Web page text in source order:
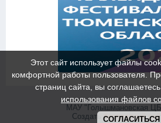
МАУ "Голышмановская
Создатьбесплатный сайт
Этот сайт использует файлы
комфортной работы пользователя.
страниц сайта, вы
использования файлов
СОГЛАСИТЬСЯ